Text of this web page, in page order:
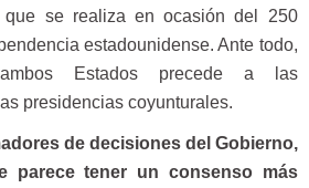
se realiza en ocasión del 250
estadounidense. Ante todo,
Estados precede a las
presidencias coyunturales.
de decisiones del Gobierno,
parece tener un consenso más